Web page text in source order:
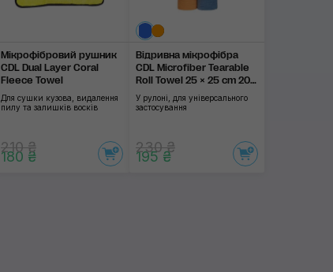
Мікрофібровий рушник
CDL Dual Layer Coral
Fleece Towel
Для сушки кузова, видалення
пилу та залишків восків
210 ₴
180 ₴
Відривна мікро­фібра
CDL Microfiber Tearable
Roll Towel 25 × 25 cm 20
pcs
У рулоні, для універсального
застосування
230 ₴
195 ₴